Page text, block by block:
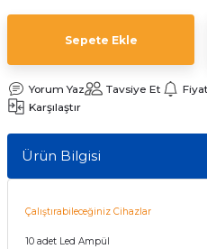
Multi Busbar Güneş Panelleri
Güneş Panelleri
Güneş Panelleri
Series Güneş Panelleri
Yaşam Serisi Güneş Panelleri
TommaTech Bataryalar
İnverterleri
Hibrit İnverter
Sepete Ekle
Yorum Yaz Tavsiye Et
Karşılaştır
Ürün Bilgisi
Çalıştırabileceğiniz Cihazlar
10 adet Led Ampül